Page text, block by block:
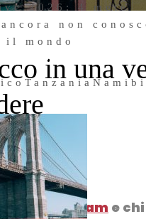
2026: 4 mete
non
il mondo
2026
Tanzania
in una
,VENETO
instagram e